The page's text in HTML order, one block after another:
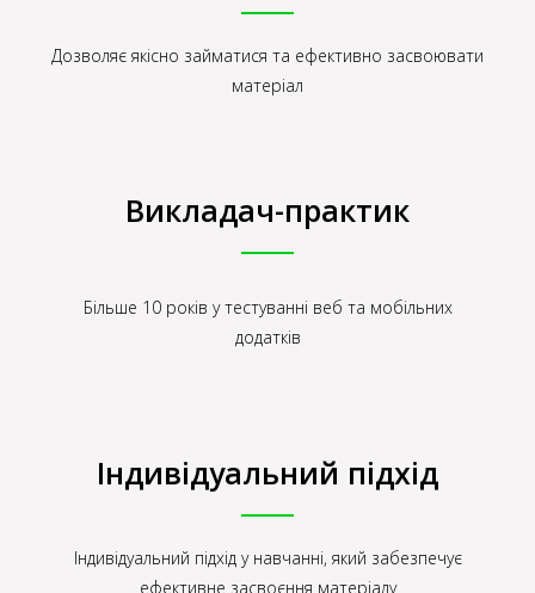
Дозволяє якісно займатися та ефективно засвоювати
матеріал
Викладач-практик
Більше 10 років у тестуванні веб та мобільних
додатків
Індивідуальний підхід
Індивідуальний підхід у навчанні, який забезпечує
ефективне засвоєння матеріалу